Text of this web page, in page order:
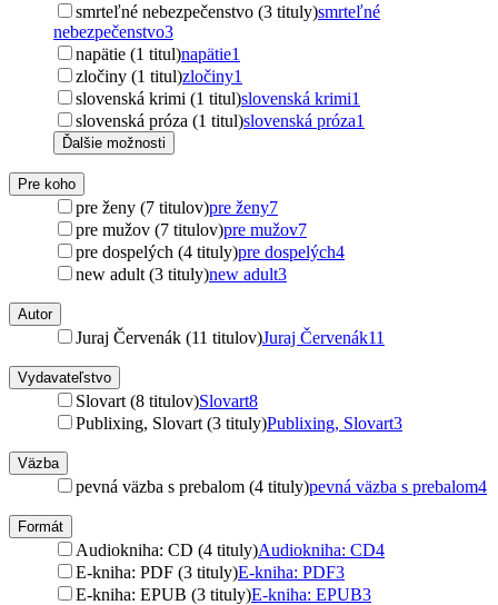
smrteľné nebezpečenstvo (3 tituly)smrteľné
nebezpečenstvo3
napätie (1 titul)napätie1
zločiny (1 titul)zločiny1
slovenská krimi (1 titul)slovenská krimi1
slovenská próza (1 titul)slovenská próza1
Ďalšie možnosti
Pre koho
pre ženy (7 titulov)pre ženy7
pre mužov (7 titulov)pre mužov7
pre dospelých (4 tituly)pre dospelých4
new adult (3 tituly)new adult3
Autor
Juraj Červenák (11 titulov)Juraj Červenák11
Vydavateľstvo
Slovart (8 titulov)Slovart8
Publixing, Slovart (3 tituly)Publixing, Slovart3
Väzba
pevná väzba s prebalom (4 tituly)pevná väzba s prebalom4
Formát
Audiokniha: CD (4 tituly)Audiokniha: CD4
E-kniha: PDF (3 tituly)E-kniha: PDF3
E-kniha: EPUB (3 tituly)E-kniha: EPUB3